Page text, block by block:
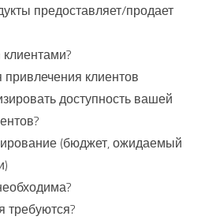
предоставляет/продает
клиентов
доступность вашей
(бюджет, ожидаемый
требуются?